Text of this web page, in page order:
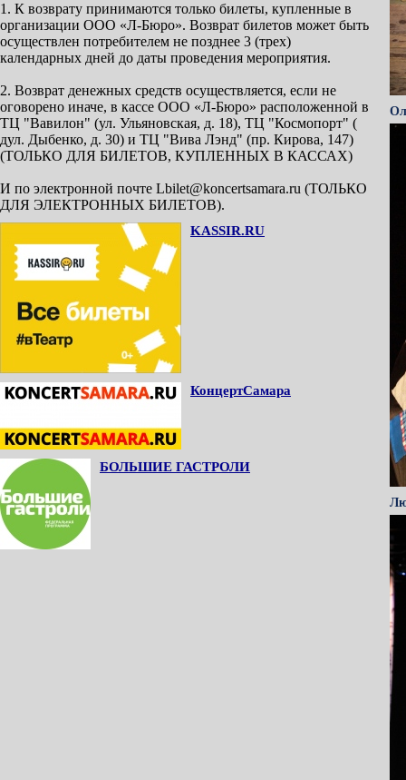
1. К возврату принимаются только билеты, купленные в
организации ООО «Л-Бюро». Возврат билетов может быть
осуществлен потребителем не позднее 3 (трех)
календарных дней до даты проведения мероприятия.
2. Возврат денежных средств осуществляется, если не
оговорено иначе, в кассе ООО «Л-Бюро» расположенной в
ТЦ "Вавилон" (ул. Ульяновская, д. 18), ТЦ "Космопорт" (
дул. Дыбенко, д. 30) и ТЦ "Вива Лэнд" (пр. Кирова, 147)
(ТОЛЬКО ДЛЯ БИЛЕТОВ, КУПЛЕННЫХ В КАССАХ)
И по электронной почте Lbilet@koncertsamara.ru (ТОЛЬКО
ДЛЯ ЭЛЕКТРОННЫХ БИЛЕТОВ).
KASSIR.RU
КонцертСамара
БОЛЬШИЕ ГАСТРОЛИ